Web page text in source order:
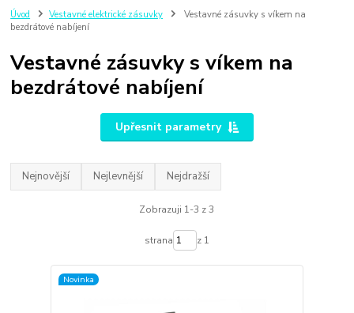
Úvod Vestavné elektrické zásuvky
Vestavné zásuvky s víkem na
bezdrátové nabíjení
Vestavné zásuvky s víkem na
bezdrátové nabíjení
Upřesnit parametry
Nejnovější Nejlevnější Nejdražší
Zobrazuji 1-3 z 3
strana z 1
Novinka